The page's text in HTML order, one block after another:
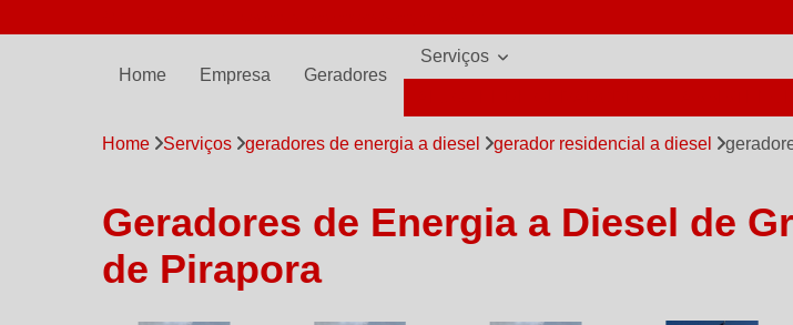
Home Empresa Geradores
Serviços
Home Serviços geradores de energia a diesel gerador residencial a diesel
Geradores de Energia a Diesel de
de Pirapora